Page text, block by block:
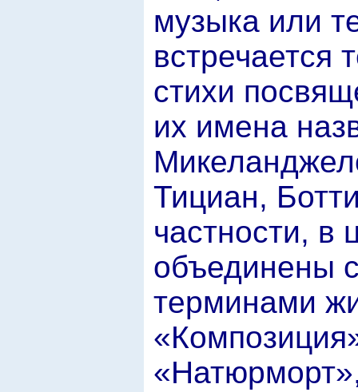
музыка или
встречается
стихи
их имена
Тициан,
частности, в
объединены
терминами